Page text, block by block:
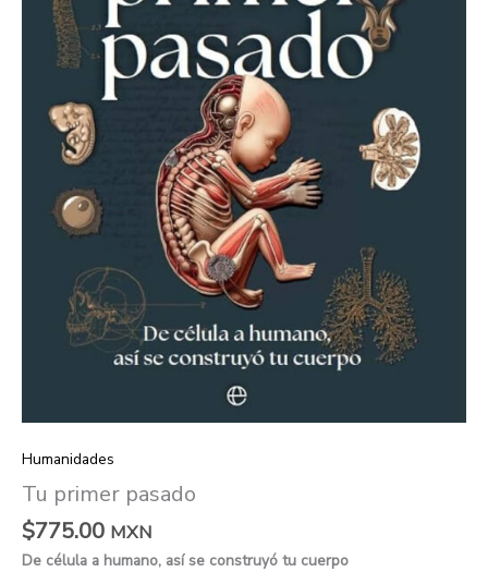
Humanidades
Tu primer pasado
$775.00 MXN
De célula a humano, así se construyó tu cuerpo